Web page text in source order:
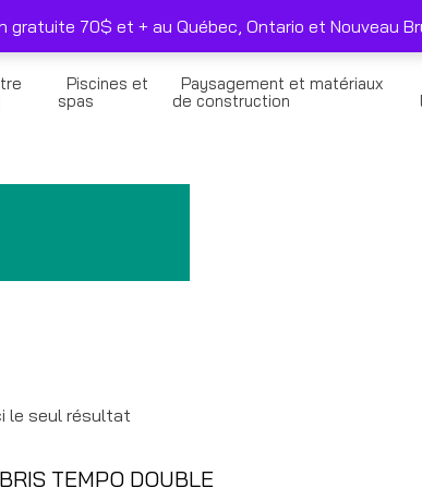
sélectionnés seulement Nous
Piscines et
spas
Paysagement et matériaux
de construction
le seul résultat
TEMPO DOUBLE
gratuite 70$ et + au Québec, Ontario et Nouveau